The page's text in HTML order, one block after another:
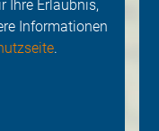
Ihre Erlaubnis,
Informationen
.